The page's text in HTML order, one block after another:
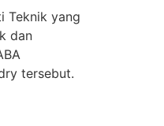
Teknik yang
dan
tersebut.